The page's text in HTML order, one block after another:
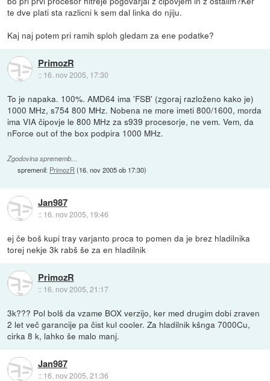
te dve plati sta razlicni k sem dal linka do njiju.
Kaj naj potem pri ramih sploh gledam za ene podatke?
PrimozR
:: 16. nov 2005, 17:30
To je napaka. 100%. AMD64 ima 'FSB' (zgoraj razloženo kako je)
1000 MHz, s754 800 MHz. Nobena ne more imeti 800/1600, morda
ima VIA čipovje le 800 MHz za s939 procesorje, ne vem. Vem, da
nForce out of the box podpira 1000 MHz.
Zgodovina sprememb…
spremenil: PrimozR (16. nov 2005 ob 17:30)
Jan987
:: 16. nov 2005, 19:46
ej če boš kupi tray varjanto proca to pomen da je brez hladilnika
torej nekje 3k rabš še za en hladilnik
PrimozR
:: 16. nov 2005, 21:17
3k??? Pol bolš da vzame BOX verzijo, ker med drugim dobi zraven
2 let več garancije pa čist kul cooler. Za hladilnik kšnga 7000Cu,
cirka 8 k, lahko še malo manj.
Jan987
:: 16. nov 2005, 21:36